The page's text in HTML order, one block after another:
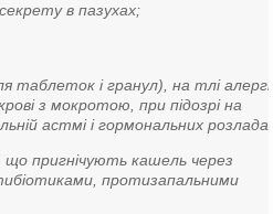
в пазухах;
і гранул), на тлі алергії
з мокротою, при підозрі на
астмі і гормональних розладах.
що пригнічують кашель через
протизапальними